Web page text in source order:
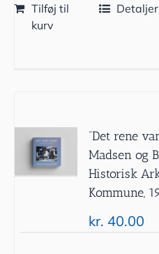
Tilføj til
kurv
Detaljer
”Det rene
Madsen og
Historisk
Kommune,
kr. 40.00